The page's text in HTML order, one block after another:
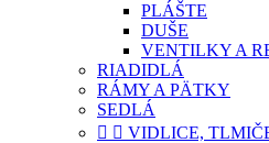
PLÁŠTE
DUŠE
VENTILKY A
RIADIDLÁ
RÁMY A PÄTKY
SEDLÁ
  VIDLICE,